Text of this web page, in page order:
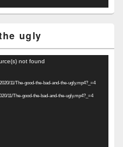
ugly
not found
11/The-good-the-bad-and-the-ugly.mp4?_=4
11/The-good-the-bad-and-the-ugly.mp4?_=4